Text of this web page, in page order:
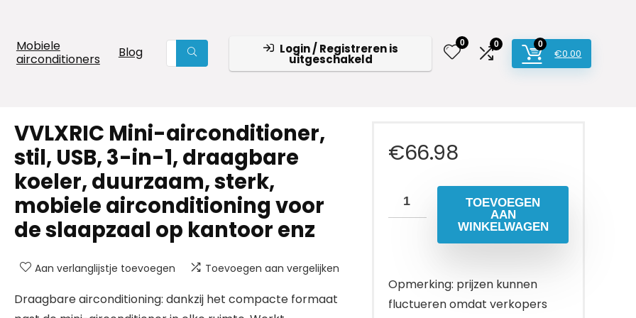
Mobiele
airconditioners
Blog Login / Registreren is
uitgeschakeld
0 0 0
€0.00
VVLXRIC Mini-airconditioner,
stil, USB, 3-in-1, draagbare
koeler, duurzaam, sterk,
mobiele airconditioning voor
de slaapzaal op kantoor enz
Aan verlanglijstje toevoegen Toevoegen aan vergelijken
Draagbare airconditioning: dankzij het compacte formaat
€66.98
TOEVOEGEN
AAN
WINKELWAGEN
Opmerking: prijzen kunnen
fluctueren omdat verkopers